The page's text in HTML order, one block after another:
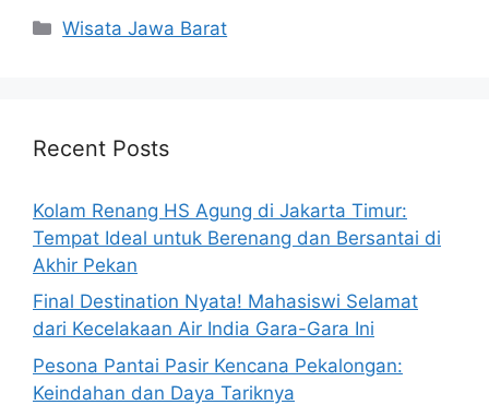
Categories
Wisata Jawa Barat
Recent Posts
Kolam Renang HS Agung di Jakarta Timur:
Tempat Ideal untuk Berenang dan Bersantai di
Akhir Pekan
Final Destination Nyata! Mahasiswi Selamat
dari Kecelakaan Air India Gara-Gara Ini
Pesona Pantai Pasir Kencana Pekalongan:
Keindahan dan Daya Tariknya